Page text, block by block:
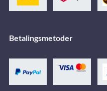
Betalingsmetoder